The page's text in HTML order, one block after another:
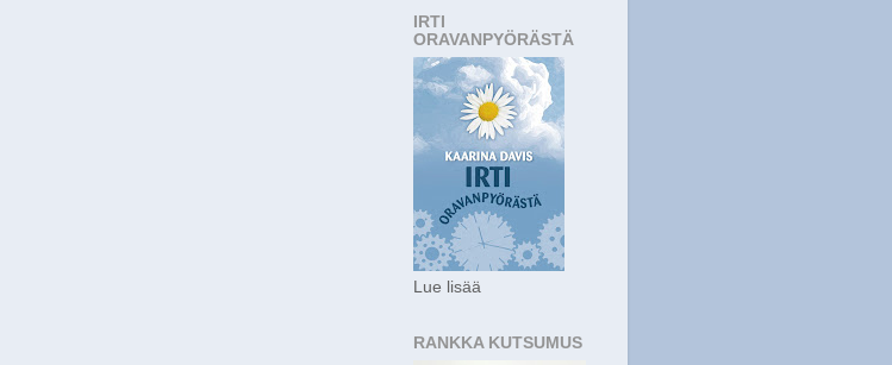
IRTI
ORAVANPYÖRÄSTÄ
Lue lisää
RANKKA KUTSUMUS